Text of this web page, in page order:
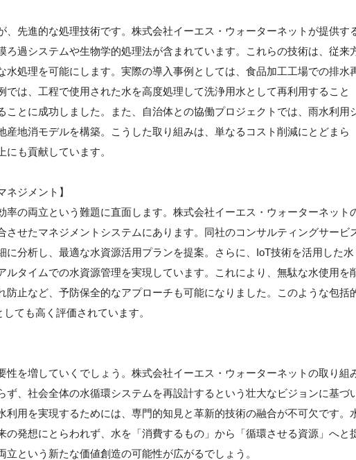
、先進的な処理技術です。株式会社イーエス・ウォーターネットが提供す
ろ過システムや生物学的処理法が含まれています。これらの技術は、従来
水処理を可能にします。実際の導入事例としては、食品加工工場での排水
は、工程で使用された水を高度処理して洗浄用水として再利用すること
ことに成功しました。また、自治体との協働プロジェクトでは、雨水利用
産地消モデルを構築。こうした取り組みは、単なるコスト削減にとどまら
も貢献しています。
ネジメント】
率の両立という難題に直面します。株式会社イーエス・ウォーターネット
させたマネジメントシステムにあります。同社のコンサルティングサービ
に分析し、最適な水資源活用プランを提案。さらに、IoT技術を活用した水
タイムでの水資源管理を実現しています。これにより、無駄な水使用を
防止など、予防保全的なアプローチも可能になりました。このような包括
ても高く評価されています。
性を増していくでしょう。株式会社イーエス・ウォーターネットの取り組
ず、社会全体の水循環システムを再設計するという壮大なビジョンに基づ
利用を実現するためには、専門的知見と革新的技術の融合が不可欠です。
の発想にとらわれず、水を「消費するもの」から「循環させる資源」へと
という新たな価値創造の可能性が広がるでしょう。